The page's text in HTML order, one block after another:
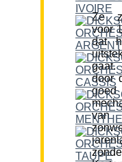
Ze
voor
dat
door